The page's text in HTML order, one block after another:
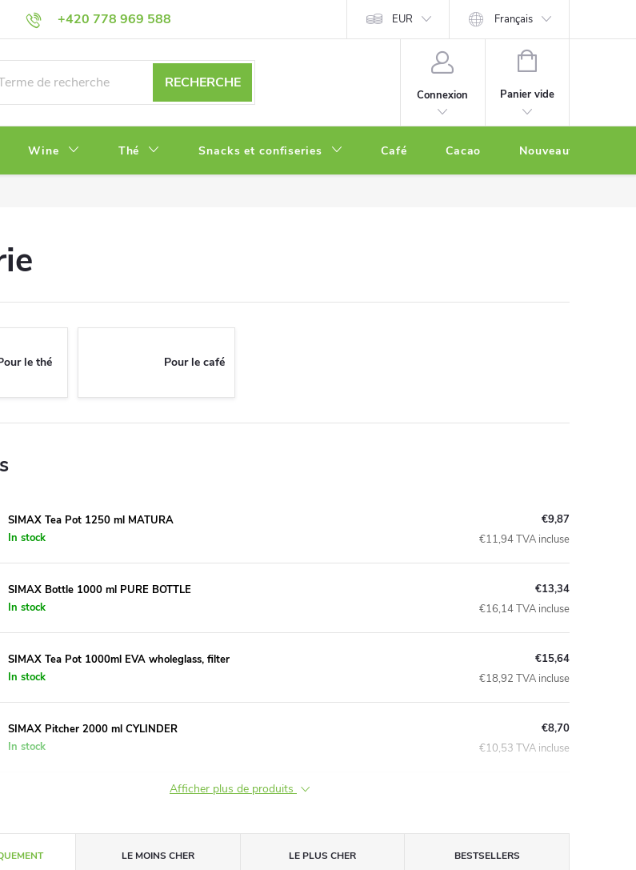
+420 778 969 588
de Confidentialité EUR Français
RECHERCHE
Connexion
PANIER
Panier vide
Wine Thé Snacks et confiseries Café Cacao Nouveautés
le thé Pour le café
SIMAX Tea Pot 1250 ml MATURA
In stock
€9,87
€11,94 TVA incluse
SIMAX Bottle 1000 ml PURE BOTTLE
In stock
€13,34
€16,14 TVA incluse
SIMAX Tea Pot 1000ml EVA wholeglass, filter
In stock
€15,64
€18,92 TVA incluse
SIMAX Pitcher 2000 ml CYLINDER
In stock
€8,70
€10,53 TVA incluse
Afficher plus de produits
LE MOINS CHER LE PLUS CHER BESTSELLERS